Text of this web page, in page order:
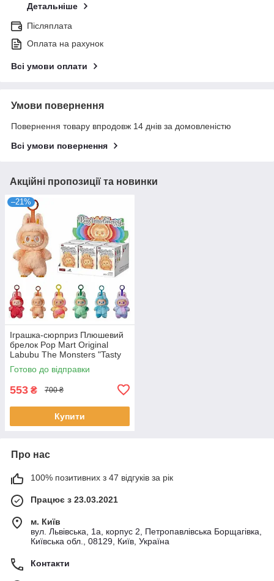
Детальніше
Післяплата
Оплата на рахунок
Всі умови оплати
Умови повернення
Повернення товару впродовж 14 днів за домовленістю
Всі умови повернення
Акційні пропозиції та новинки
–21%
Іграшка-сюрприз Плюшевий
брелок Pop Mart Original
Labubu The Monsters "Tasty
Macarons"
Готово до відправки
553 ₴ 700 ₴
Купити
Про нас
100% позитивних з 47 відгуків за рік
Працює з 23.03.2021
м. Київ
вул. Львівська, 1а, корпус 2, Петропавлівська Борщагівка,
Київська обл., 08129, Київ, Україна
Контакти